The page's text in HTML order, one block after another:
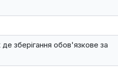
зберігання обов'язкове за